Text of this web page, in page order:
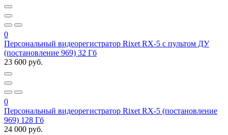
0
Персональный видеорегистратор Rixet RX-5 с пультом ДУ
(постановление 969) 32 Гб
23 600 руб.
0
Персональный видеорегистратор Rixet RX-5 (постановление
969) 128 Гб
24 000 руб.